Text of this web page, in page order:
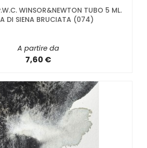
WINSOR&NEWTON TUBO 5 ML.
DI SIENA BRUCIATA (074)
A partire da
7,60 €